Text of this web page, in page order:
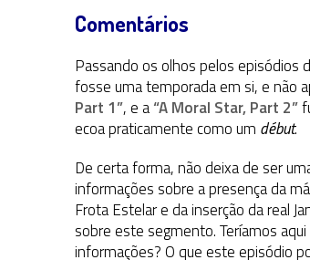
Comentários
Passando os olhos pelos episódios
fosse uma temporada em si, e não
Part 1”, e a“A Moral Star, Part 2”
ecoa praticamente como um début.
De certa forma, não deixa de ser
informações sobre a presença da
Frota Estelar e da inserção da real
sobre este segmento. Teríamos
informações? O que este episódio